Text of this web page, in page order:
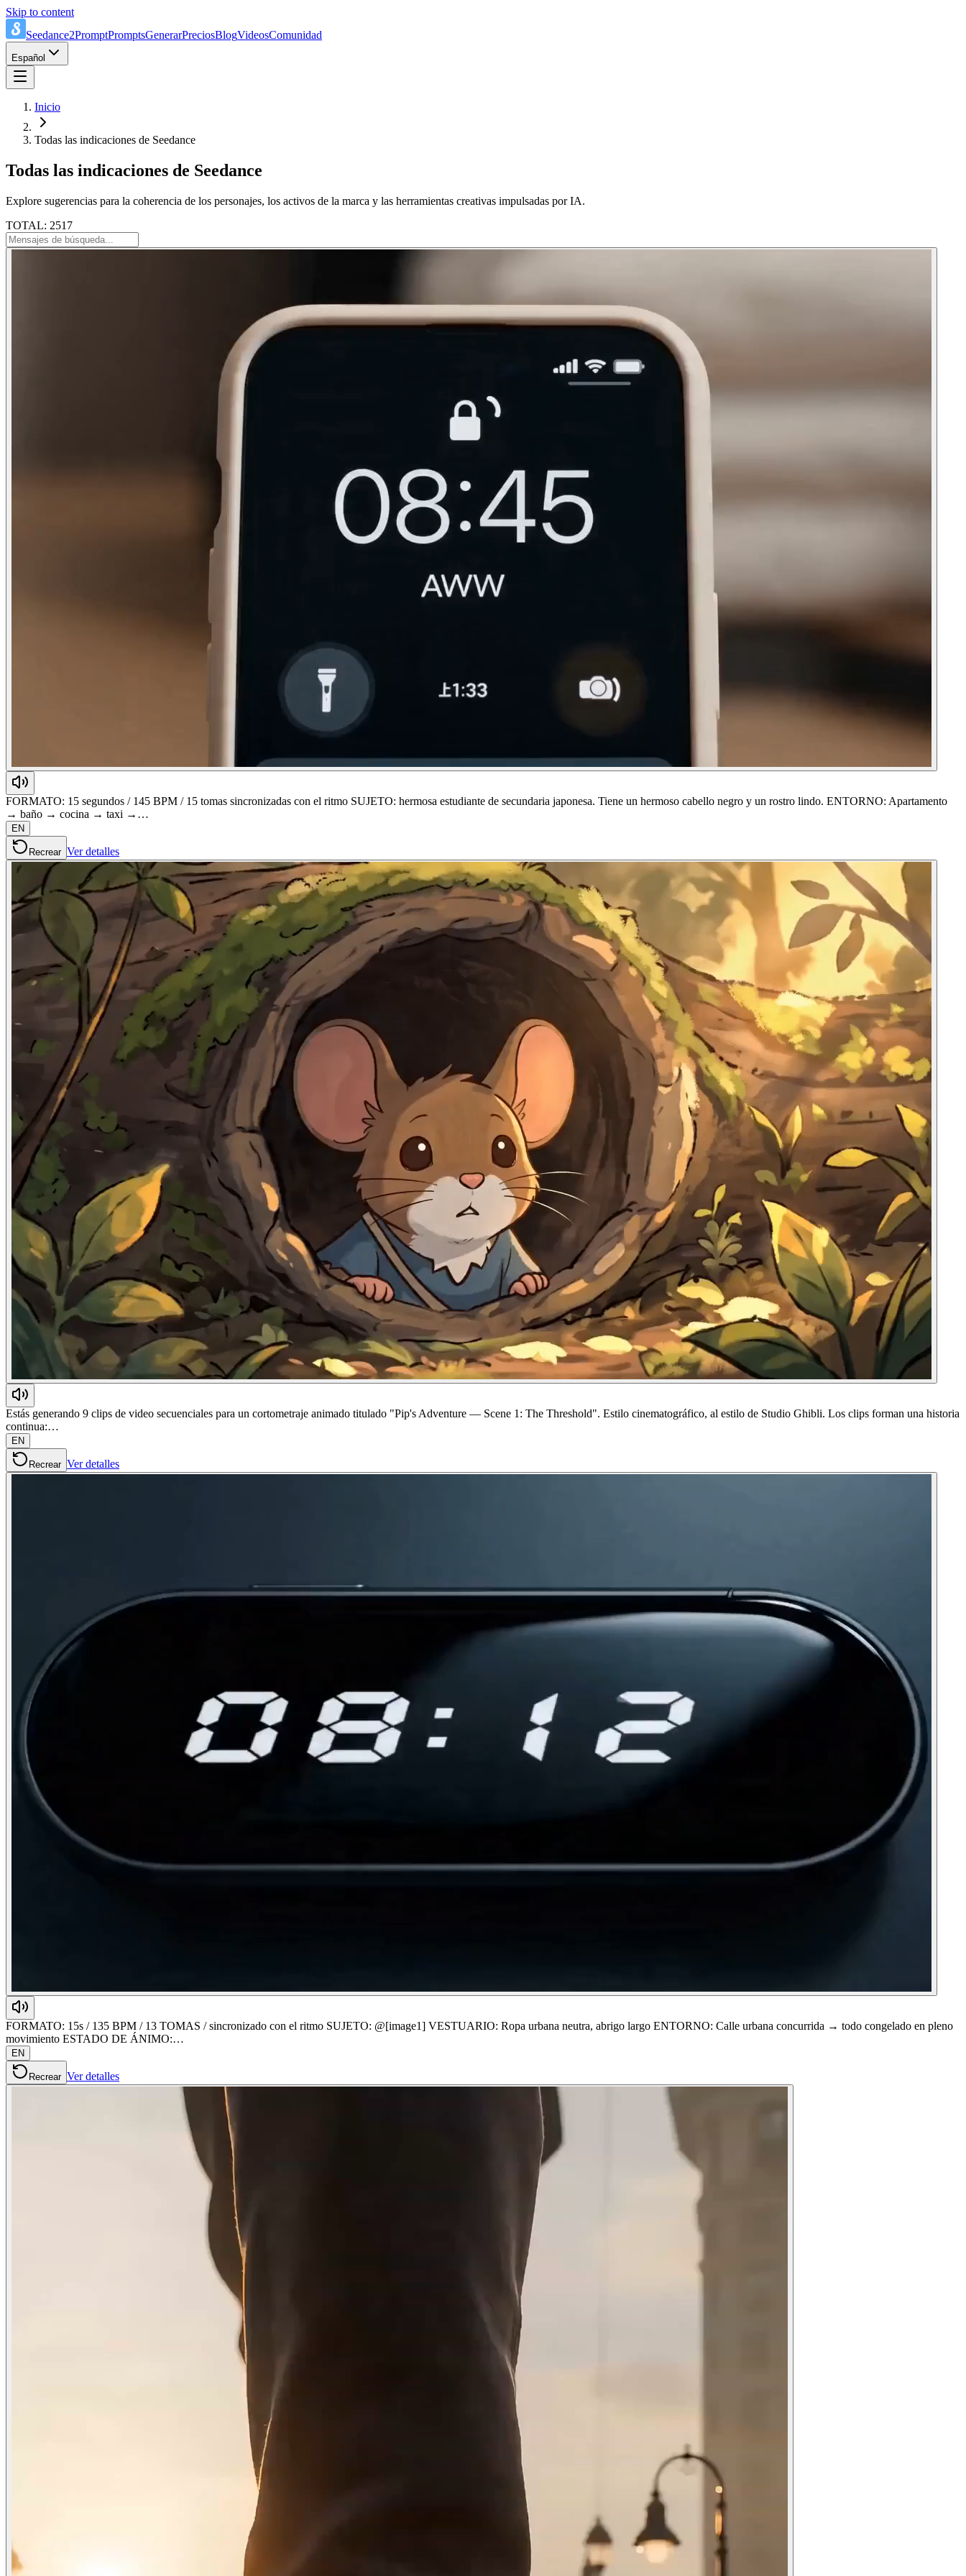
Skip to content
Seedance2PromptPromptsGenerarPreciosBlogVideosComunidad
Español
Inicio
Todas las indicaciones de Seedance
Todas las indicaciones de Seedance
Explore sugerencias para la coherencia de los personajes, los activos de la marca y las herramientas creativas impulsadas por IA.
TOTAL: 2517
FORMATO: 15 segundos / 145 BPM / 15 tomas sincronizadas con el ritmo SUJETO: hermosa estudiante de secundaria japonesa. Tiene un hermoso cabello negro y un rostro lindo. ENTORNO: Apartamento
→ baño → cocina → taxi →…
EN
Recrear Ver detalles
Estás generando 9 clips de video secuenciales para un cortometraje animado titulado "Pip's Adventure — Scene 1: The Threshold". Estilo cinematográfico, al estilo de Studio Ghibli. Los clips forman una historia
continua:…
EN
Recrear Ver detalles
FORMATO: 15s / 135 BPM / 13 TOMAS / sincronizado con el ritmo SUJETO: @[image1] VESTUARIO: Ropa urbana neutra, abrigo largo ENTORNO: Calle urbana concurrida → todo congelado en pleno
movimiento ESTADO DE ÁNIMO:…
EN
Recrear Ver detalles